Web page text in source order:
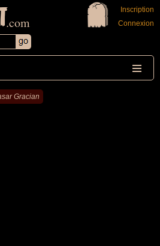
.com
Inscription
Connexion
Gracian